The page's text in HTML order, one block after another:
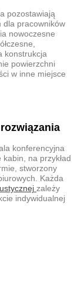
pozostawiają
dla pracowników
nowoczesne
konstrukcja
powierzchni
w inne miejsce
konferencyjna
na przykład
stworzony
Każda
zależy
indywidualnej